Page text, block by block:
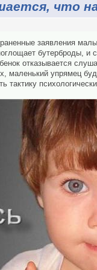
что
заявления
бутерброды,
отказывается
маленький упрямец
тактику